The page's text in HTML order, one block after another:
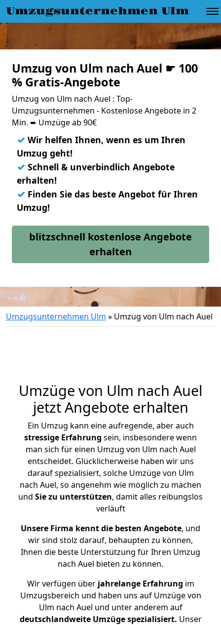
Umzugsunternehmen Ulm
Umzug von Ulm nach Auel ☛ 100
% Gratis-Angebote
Umzug von Ulm nach Auel : Top-
Umzugsunternehmen - Kostenlose Angebote in 2
Min. ➨ Umzüge ab 90€
✓ Wir helfen Ihnen, wenn es um Ihren
Umzug geht!
✓ Schnell & unverbindlich Angebote
erhalten!
✓ Finden Sie das beste Angebot für Ihren
Umzug!
blitzschnell kostenlose Angebote
erhalten
Umzugsunternehmen Ulm » Umzug von Ulm nach Auel
Umzüge von Ulm nach Auel
jetzt Angebote erhalten
Ein Umzug kann eine aufregende, aber auch
stressige Erfahrung sein, insbesondere wenn
man sich für einen Umzug von Ulm nach Auel
entscheidet. Glücklicherweise haben wir uns
darauf spezialisiert, solche Umzüge von Ulm
nach Auel, so angenehm wie möglich zu machen
und Sie zu unterstützen, damit alles reibungslos
verläuft
Unsere Firma kennt die besten Angebote, und
wir sind stolz darauf, behaupten zu können,
Ihnen die beste Unterstützung für Ihren Umzug
nach Auel bieten zu können.
Wir verfügen überjahrelange Erfahrung im
Umzugsbereich und haben uns auf Umzüge von
Ulm nach Auel und unter anderem auf
deutschlandweite Umzüge spezialisiert. Unser